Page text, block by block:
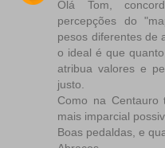
Olá Tom,
percepções do
pesos diferentes de
o ideal é que
atribua valores e
justo.
Como na
mais imparcial
Boas pedaldas, e